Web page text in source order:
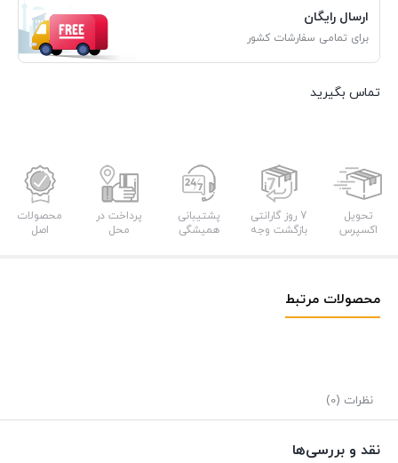
ارسال رایگان
برای تمامی سفارشات کشور
تماس بگیرید
تحویل
اکسپرس
7 روز گارانتی
بازگشت وجه
پشتیبانی
همیشگی
پرداخت در
محل
محصولات
اصل
محصولات مرتبط
نظرات (0)
نقد و بررسی‌ها